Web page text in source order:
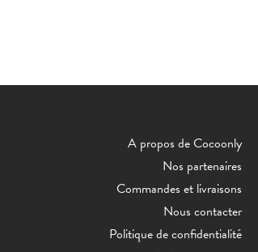
A propos de Cocoonly
Nos partenaires
Commandes et livraisons
Nous contacter
Politique de confidentialité